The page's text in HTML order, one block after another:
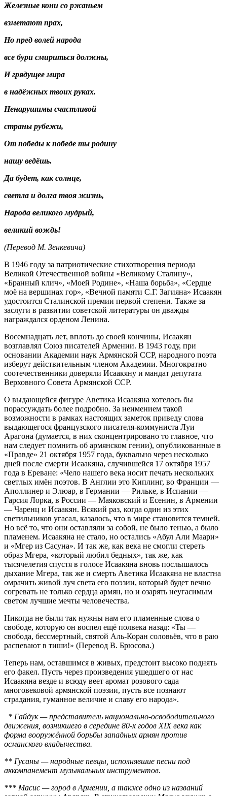
Железные кони со ржаньем
взметают прах,
Но пред волей народа
все бури смириться должны,
И грядущее мира
в надёжных твоих руках.
Ненарушимы счастливой
страны рубежи,
От победы к победе ты родину
нашу ведёшь.
Да будет, как солнце,
светла и долга твоя жизнь,
Народа великого мудрый,
великий вождь!
(Перевод М. Зенкевича)
В 1946 году за патриотические стихотворения периода
Великой Отечественной войны «Великому Сталину»,
«Бранный клич», «Моей Родине», «Наша борьба», «Сердце
моё на вершинах гор», «Вечной памяти С.Г. Загияна» Исаакян
удостоится Сталинской премии первой степени. Также за
заслуги в развитии советской литературы он дважды
награждался орденом Ленина.
Восемнадцать лет, вплоть до своей кончины, Исаакян
возглавлял Союз писателей Армении. В 1943 году, при
основании Академии наук Армянской ССР, народного поэта
изберут действительным членом Академии. Многократно
соотечественники доверяли Исаакяну и мандат депутата
Верховного Совета Армянской ССР.
О выдающейся фигуре Аветика Исаакяна хотелось бы
порассуждать более подробно. За неимением такой
возможности в рамках настоящих заметок приведу слова
выдающегося французского писателя-коммуниста Луи
Арагона (думается, в них сконцентрировано то главное, что
нам следует помнить об армянском гении), опубликованные в
«Правде» 21 октября 1957 года, буквально через несколько
дней после смерти Исаакяна, случившейся 17 октября 1957
года в Ереване: «Чело нашего века носит печать нескольких
светлых имён поэтов. В Англии это Киплинг, во Франции —
Аполлинер и Элюар, в Германии — Рильке, в Испании —
Гарсия Лорка, в России — Маяковский и Есенин, в Армении
— Чаренц и Исаакян. Всякий раз, когда один из этих
светильников угасал, казалось, что в мире становится темней.
Но всё то, что они оставляли за собой, не было тенью, а было
пламенем. Исаакяна не стало, но остались «Абул Али Маари»
и «Мгер из Сасуна». И так же, как века не смогли стереть
образ Мгера, «который любил бедных», так же, как
тысячелетия спустя в голосе Исаакяна вновь послышалось
дыхание Мгера, так же и смерть Аветика Исаакяна не властна
омрачить живой луч света его поэзии, который будет вечно
согревать не только сердца армян, но и озарять неугасимым
светом лучшие мечты человечества.
Никогда не были так нужны нам его пламенные слова о
свободе, которую он воспел ещё полвека назад: «Ты —
свобода, бессмертный, святой Аль-Коран соловьёв, что в раю
распевают в тиши!» (Перевод В. Брюсова.)
Теперь нам, оставшимся в живых, предстоит высоко поднять
его факел. Пусть через произведения ушедшего от нас
Исаакяна везде и всюду веет аромат розового сада
многовековой армянской поэзии, пусть все познают
страдания, гуманное величие и славу его народа».
* Гайдук — представитель национально-освободительного
движения, возникшего в середине 80-х годов XIX века как
форма вооружённой борьбы западных армян против
османского владычества.
** Гусаны — народные певцы, исполнявшие песни под
аккомпанемент музыкальных инструментов.
*** Масис — город в Армении, а также одно из названий